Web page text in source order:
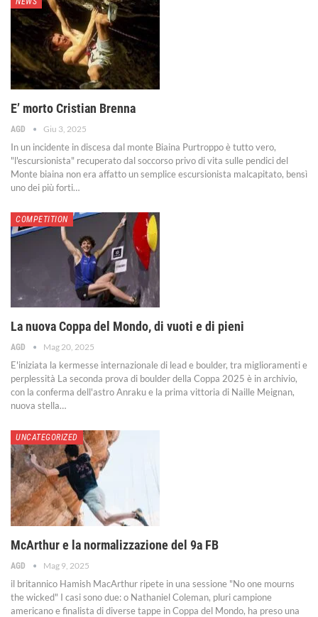
E’ morto Cristian Brenna
AGD Giu 3, 2025
In un incidente in discesa dal monte Biaina Purtroppo è tutto vero,
"l'escursionista" recuperato dal soccorso privo di vita sulle pendici del
Monte biaina non era affatto un semplice escursionista malcapitato, bensì
uno dei più forti…
COMPETITION
La nuova Coppa del Mondo, di vuoti e di pieni
AGD Mag 20, 2025
E'iniziata la kermesse internazionale di lead e boulder, tra miglioramenti e
perplessità La seconda prova di boulder della Coppa 2025 è in archivio,
con la conferma dell'astro Anraku e la prima vittoria di Naille Meignan,
nuova stella…
UNCATEGORIZED
McArthur e la normalizzazione del 9a FB
AGD Mag 9, 2025
il britannico Hamish MacArthur ripete in una sessione "No one mourns
the wicked" I casi sono due: o Nathaniel Coleman, pluri campione
americano e finalista di diverse tappe in Coppa del Mondo, ha preso una